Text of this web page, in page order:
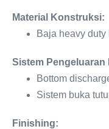
Material Konstruksi:
Baja heavy
Sistem Pengeluaran
Bottom
Sistem buka
Finishing: